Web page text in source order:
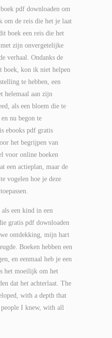
pdf downloaden om
om de reis die het je laat
boek een reis die het
zijn onvergetelijke
verhaal. Ondanks de
boek, kon ik niet helpen
te hebben, een
helemaal aan zijn
als een bloem die te
nu begon te
ebooks pdf gratis
het begrijpen van
voor online boeken
een actieplan, maar de
vogelen hoe je deze
een kind in een
gratis pdf downloaden
ontdekking, mijn hart
Boeken hebben een
en eenmaal heb je een
het moeilijk om het
dat het achterlaat. The
with a depth that
I knew, with all